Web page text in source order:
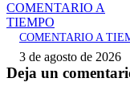
COMENTARIO A
TIEMPO
COMENTARIO A
3 de agosto de 2026
Deja un